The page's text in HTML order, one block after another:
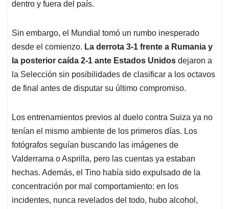
dentro y fuera del país.
Sin embargo, el Mundial tomó un rumbo inesperado
desde el comienzo. La derrota 3-1 frente a Rumania y
la posterior caída 2-1 ante Estados Unidos dejaron a
la Selección sin posibilidades de clasificar a los octavos
de final antes de disputar su último compromiso.
Los entrenamientos previos al duelo contra Suiza ya no
tenían el mismo ambiente de los primeros días. Los
fotógrafos seguían buscando las imágenes de
Valderrama o Asprilla, pero las cuentas ya estaban
hechas. Además, el Tino había sido expulsado de la
concentración por mal comportamiento: en los
incidentes, nunca revelados del todo, hubo alcohol,